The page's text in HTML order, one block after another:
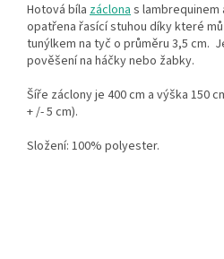
Hotová bíla záclonas lambrequinem
opatřena řasící stuhou díky které
tunýlkem na tyč o průměru 3,5 cm.
pověšení na háčky nebo žabky.
Šíře záclony je 400 cm a výška 150
+ /- 5 cm).
Složení: 100% polyester.